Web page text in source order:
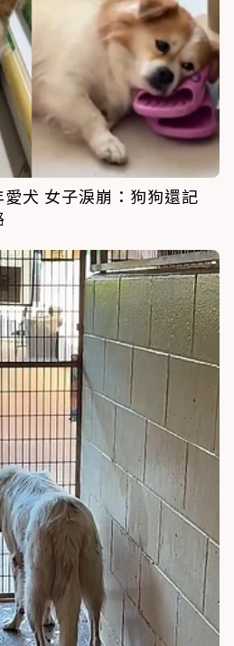
犬 女子淚崩：狗狗還記